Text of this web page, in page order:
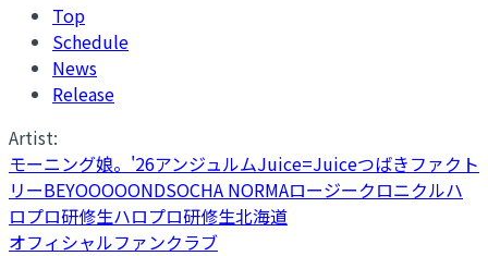
Top
Schedule
News
Release
Artist:
モーニング娘。'26アンジュルムJuice=Juiceつばきファクト
リーBEYOOOOONDSOCHA NORMAロージークロニクルハ
ロプロ研修生ハロプロ研修生北海道
オフィシャルファンクラブ